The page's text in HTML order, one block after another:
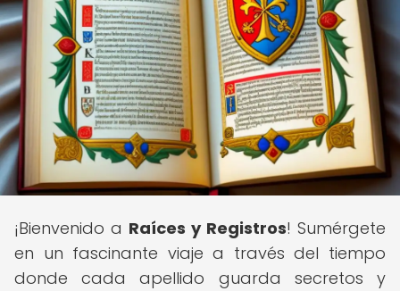
¡Bienvenido a Raíces y Registros! Sumérgete
en un fascinante viaje a través del tiempo
donde cada apellido guarda secretos y